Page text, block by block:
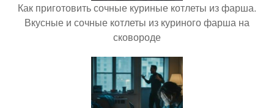
Как приготовить сочные куриные котлеты из фарша.
Вкусные и сочные котлеты из куриного фарша на
сковороде